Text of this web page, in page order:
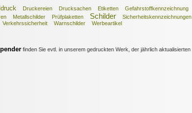
Druckereien Drucksachen Etiketten
Gefahrstoffkennzeichnung
Metallschilder Prüfplaketten Schilder
Sicherheitskennzeichnungen
Verkehrssicherheit
Warnschilder Werbeartikel
finden Sie evtl. in unserem gedruckten Werk, der jährlich aktualisierten